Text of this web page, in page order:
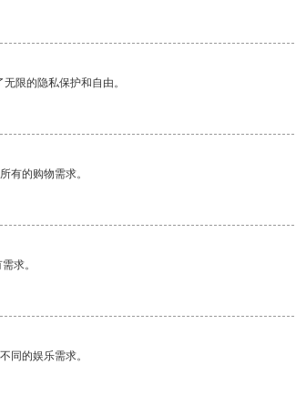
限的隐私保护和自由。
有的购物需求。
求。
同的娱乐需求。